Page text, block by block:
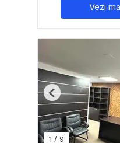
Vezi
1 / 9
Previous